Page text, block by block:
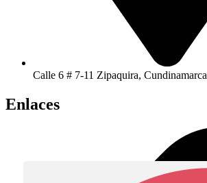
Calle 6 # 7-11 Zipaquira, Cundinamarca
Enlaces